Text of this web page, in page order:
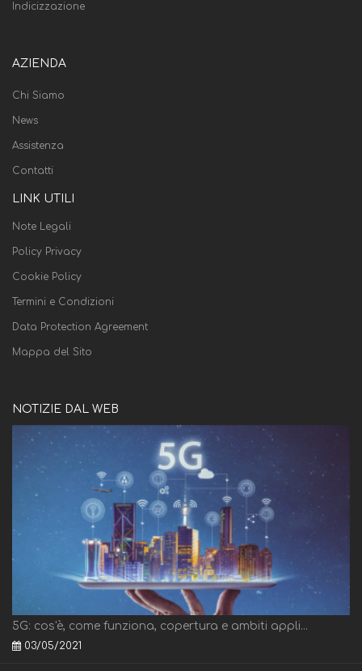
Indicizzazione
AZIENDA
Chi Siamo
News
Assistenza
Contatti
LINK UTILI
Note Legali
Policy Privacy
Cookie Policy
Termini e Condizioni
Data Protection Agreement
Mappa del Sito
NOTIZIE DAL WEB
5G: cos'è, come funziona, copertura e ambiti appli...
03/05/2021